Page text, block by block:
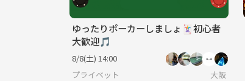
ゆったりポーカーしましょ🃏初心者
大歓迎🎵
8/8(土) 14:00
プライベット
大阪